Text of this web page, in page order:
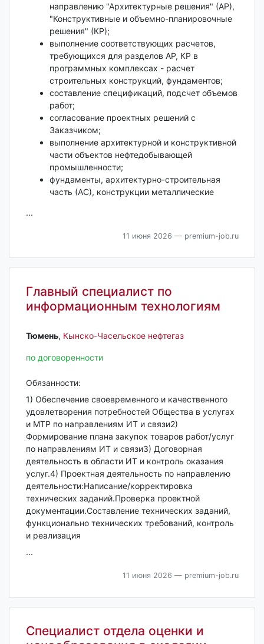
направлению "Архитектурные решения" (АР),
"Конструктивные и объемно-планировочные
решения" (КР);
выполнение соответствующих расчетов,
требующихся для разделов АР, КР в
программных комплексах - расчет
строительных конструкций, фундаментов;
составление спецификаций, подсчет объемов
работ;
согласование проектных решений с
Заказчиком;
выполнение архитектурной и конструктивной
части объектов нефтедобывающей
промышленности;
фундаменты, архитектурно-строительная
часть (АС), конструкции металлические
...
11 июня 2026 — premium-job.ru
Главный специалист по
информационным технологиям
Тюмень‎, Кынско-Часельское нефтегаз
по договоренности
Обязанности:
1) Обеспечение своевременного и качественного
удовлетворения потребностей Общества в услугах
и МТР по направлениям ИТ и связи2)
Формирование плана закупок товаров работ/услуг
по направлениям ИТ и связи3) Договорная
деятельность в области ИТ и контроль оказания
услуг.4) Проектная деятельность по направлению
деятельности:Написание/корректировка
технических заданий.Проверка проектной
документации.Составление технических заданий,
функционально технических требований, контроль
и реализация
...
11 июня 2026 — premium-job.ru
Специалист отдела оценки и